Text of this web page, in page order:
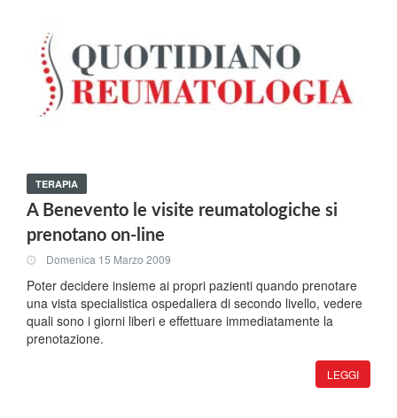
TERAPIA
A Benevento le visite reumatologiche si
prenotano on-line
Domenica 15 Marzo 2009
Poter decidere insieme ai propri pazienti quando prenotare
una vista specialistica ospedaliera di secondo livello, vedere
quali sono i giorni liberi e effettuare immediatamente la
prenotazione.
LEGGI